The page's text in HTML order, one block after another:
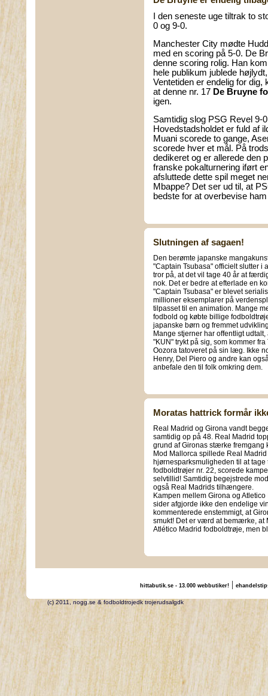
I den seneste uge tiltrak to
0 og 9-0.
Manchester City mødte
med en scoring på 5-0. De
denne scoring rolig. Han
hele publikum jublede
Ventetiden er endelig for
at denne nr. 17 De Bruyne
igen.
Samtidig slog PSG Revel 9-
Hovedstadsholdet er fuld af
Muani scorede to gange,
scorede hver et mål. På
dedikeret og er allerede den
franske pokalturnering iført
afsluttede dette spil meget
Mbappe? Det ser ud til, at
bedste for at overbevise
Slutningen af sagaen!
Den berømte japanske
"Captain Tsubasa" officielt slutter i
tror på, at det vil tage 40 år at
nok. Det er bedre at efterlade en
"Captain Tsubasa" er blevet
millioner eksemplarer på
tilpasset til en animation. Mange
fodbold og købte billige
japanske børn og fremmet
Mange stjerner har offentligt
"KUN" trykt på sig, som kommer
Oozora tatoveret på sin læg. Ikke
Henry, Del Piero og andre kan
anbefale den til folk omkring dem.
Moratas hattrick formår
Real Madrid og Girona vandt
samtidig op på 48. Real Madrid
grund af Gironas stærke fremgang
Mod Mallorca spillede Real
hjørnesparksmuligheden til at
fodboldtrøjer nr. 22, scorede
selvtillid! Samtidig begejstrede
også Real Madrids tilhængere.
Kampen mellem Girona og
sider afgjorde ikke den endelige
kommenterede enstemmigt, at
smukt! Det er værd at bemærke, at
Atlético Madrid fodboldtrøje, men
hittabutik.se - 13.000 webbutiker!|
(c) 2011, nogg.se & fodboldtrojedk trojerudsalgdk